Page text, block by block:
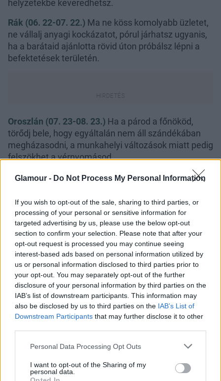
Glamour - Do Not Process My Personal Information
If you wish to opt-out of the sale, sharing to third parties, or
processing of your personal or sensitive information for
targeted advertising by us, please use the below opt-out
section to confirm your selection. Please note that after your
opt-out request is processed you may continue seeing
interest-based ads based on personal information utilized by
us or personal information disclosed to third parties prior to
your opt-out. You may separately opt-out of the further
disclosure of your personal information by third parties on the
IAB’s list of downstream participants. This information may
also be disclosed by us to third parties on the IAB’s List of
Downstream Participants that may further disclose it to other
Please note that this website/app uses one or more Google
not limited to your visit or usage behaviour. You may click to
grant or deny consent to Google and its third-party tags to
Personal Data Processing Opt Outs
I want to opt-out of the Sharing of my
personal data.
helyzetekbe keveredhetsz.
Rák (06. 22-07. 22.) Ma ne köss komolyabb üzletet,
ne vállalj anyagi kockázatot, pórul járhatsz ugyanis,
ha a barátaid ajánlotta rövid úton próbálsz lépni a
befektetések területén.
Oroszlán (07. 23-08. 23.) Ha a párod a főnököd,
törődj bele, hogy egyáltalán nem áll szándékában
megházasodni, a munkahelyi változások miatt pedig
felszökhet a vérnyomásod.
Szűz (08. 24-09. 23.)A munkahelyeden kirobbanó
megviselhetnek, mégsem engedheted meg
magadnak, hogy otthagyj csapot-papot.
Mérleg (09. 24-10. 23.)Ha egy megbízhatatlan
pasival akadsz össze, tudnod kell, hogy mi vár rád:
mellette nem áll másból az életed, mint pénzügyi
vitákból és kínos helyzetekből.
Skorpió (10. 24-11. 22.)Ha kideríted, mi az, ami
otthonod és párkapcsolatod biztonságát fenyegeti,
egyik kollégád hetykén beszél veled, ezért dühösen